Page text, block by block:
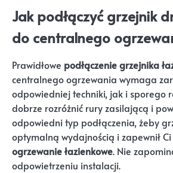
Jak podłączyć grzejnik
do centralnego
Prawidłowe podłączenie grzejnika
centralnego ogrzewania wymaga
odpowiedniej techniki, jak i sporego
dobrze rozróżnić rury zasilającą i
odpowiedni typ podłączenia, żeby
optymalną wydajnością i zapewnił
ogrzewanie łazienkowe. Nie
odpowietrzeniu instalacji.